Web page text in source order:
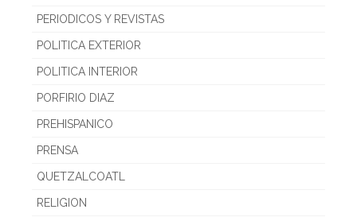
PERIODICOS Y REVISTAS
POLITICA EXTERIOR
POLITICA INTERIOR
PORFIRIO DIAZ
PREHISPANICO
PRENSA
QUETZALCOATL
RELIGION